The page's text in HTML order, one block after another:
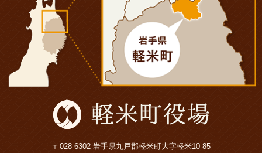
〒028-6302 岩手県九戸郡軽米町大字軽米10-85